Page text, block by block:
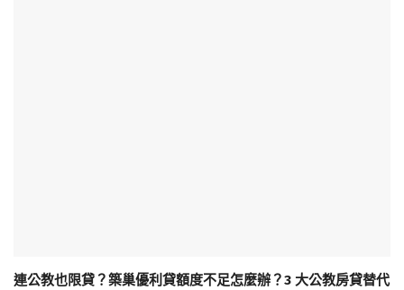
連公教也限貸？築巢優利貸額度不足怎麼辦？3 大公教房貸替代